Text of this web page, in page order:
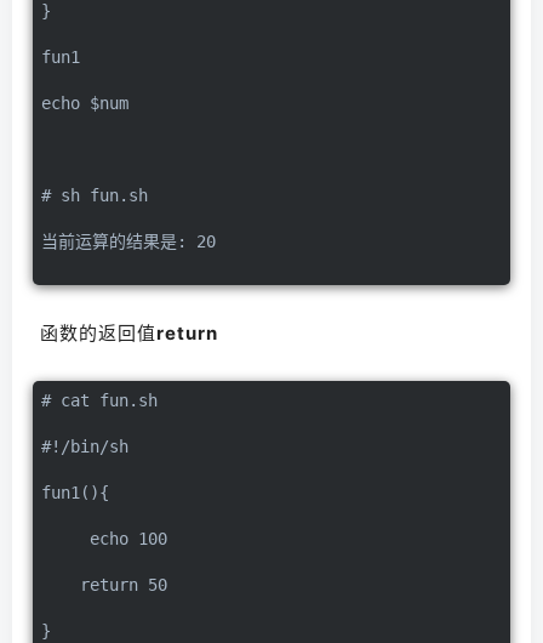
}
fun1
echo $num
# sh fun.sh
当前运算的结果是: 20
函数的返回值return
# cat fun.sh
#!/bin/sh
fun1(){
echo 100
return 50
}